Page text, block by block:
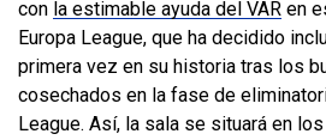
con la estimable ayuda del VAR en
Europa League, que ha decidido
primera vez en su historia tras los
cosechados en la fase de
League. Así, la sala se situará en